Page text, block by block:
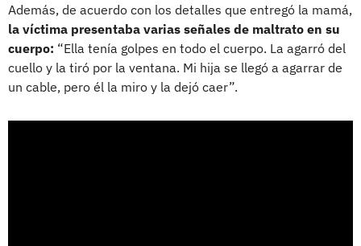
Además, de acuerdo con los detalles que entregó la mamá,
la víctima presentaba varias señales de maltrato en su
cuerpo: “Ella tenía golpes en todo el cuerpo. La agarró del
cuello y la tiró por la ventana. Mi hija se llegó a agarrar de
un cable, pero él la miro y la dejó caer”.